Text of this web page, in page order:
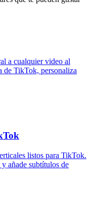
a cualquier video al
de TikTok, personaliza
listos para TikTok.
añade subtítulos de